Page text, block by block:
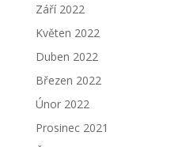
Září 2022
Květen 2022
Duben 2022
Březen 2022
Únor 2022
Prosinec 2021